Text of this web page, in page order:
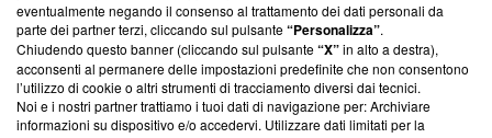
Su di noi
Team editoriale
Corporate
eventualmente negando il consenso al trattamento dei dati personali da
parte dei partner terzi, cliccando sul pulsante“Personalizza”.
Chiudendo questo banner (cliccando sul pulsante“X”in alto a destra),
acconsenti al permanere delle impostazioni predefinite che non consentono
l’utilizzo di cookie o altri strumenti di tracciamento diversi dai tecnici.
Noi e i nostri partner trattiamo i tuoi dati di navigazione per: Archiviare
informazioni su dispositivo e/o accedervi. Utilizzare dati limitati per la